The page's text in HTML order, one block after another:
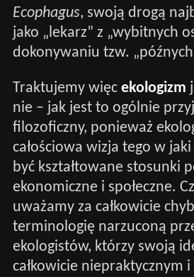
Ecophagus, swoją drogą
jako „lekarz” z „wybitnych
dokonywaniu tzw.
Traktujemy więc ekologizm
nie – jak jest to ogólnie
filozoficzny, ponieważ
całościowa wizja tego w
być kształtowane stosunki
ekonomiczne i społeczne.
uważamy za całkowicie
terminologię narzuconą
ekologistów, którzy swoją
całkowicie niepraktycznym